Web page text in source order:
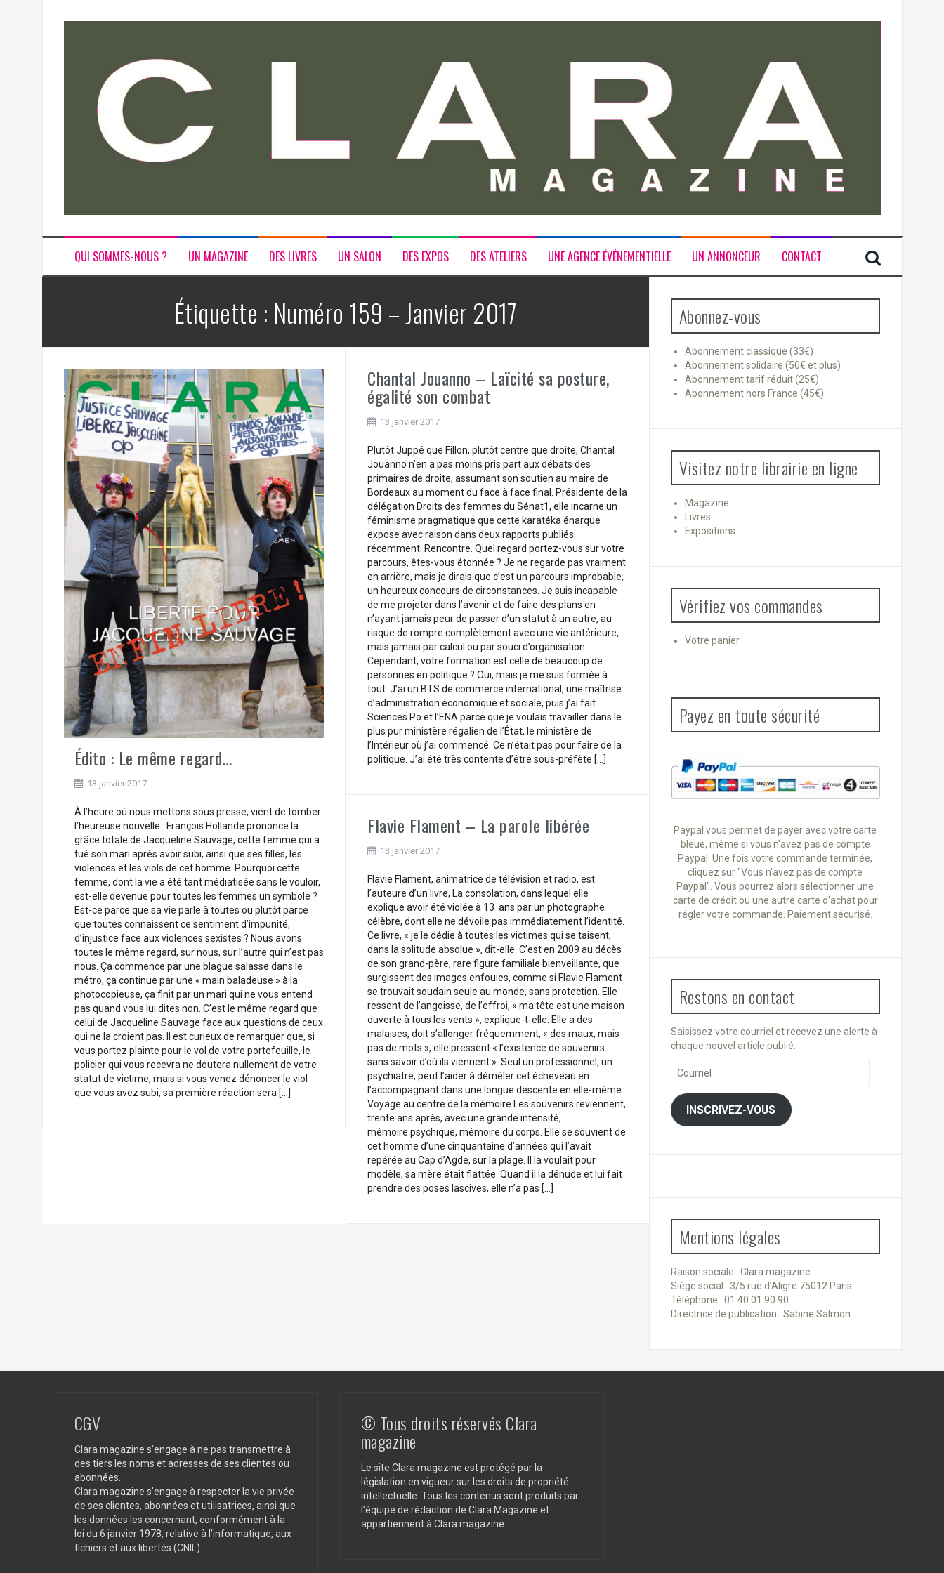
QUI SOMMES-NOUS ? UN MAGAZINE DES LIVRES UN SALON DES EXPOS DES ATELIERS UNE AGENCE ÉVÉNEMENTIELLE UN ANNONCEUR CONTACT
Étiquette : Numéro 159 – Janvier 2017
Édito : Le même regard…
13 janvier 2017
À l’heure où nous mettons sous presse, vient de tomber
l’heureuse nouvelle : François Hollande prononce la
grâce totale de Jacqueline Sauvage, cette femme qui a
tué son mari après avoir subi, ainsi que ses filles, les
violences et les viols de cet homme. Pourquoi cette
femme, dont la vie a été tant médiatisée sans le vouloir,
est-elle devenue pour toutes les femmes un symbole ?
Est-ce parce que sa vie parle à toutes ou plutôt parce
que toutes connaissent ce sentiment d’impunité,
d’injustice face aux violences sexistes ? Nous avons
toutes le même regard, sur nous, sur l’autre qui n’est pas
nous. Ça commence par une blague salasse dans le
métro, ça continue par une « main baladeuse » à la
photocopieuse, ça finit par un mari qui ne vous entend
pas quand vous lui dites non. C’est le même regard que
celui de Jacqueline Sauvage face aux questions de ceux
qui ne la croient pas. Il est curieux de remarquer que, si
vous portez plainte pour le vol de votre portefeuille, le
policier qui vous recevra ne doutera nullement de votre
statut de victime, mais si vous venez dénoncer le viol
que vous avez subi, sa première réaction sera […]
Chantal Jouanno – Laïcité sa posture,
égalité son combat
13 janvier 2017
Plutôt Juppé que Fillon, plutôt centre que droite, Chantal
Jouanno n’en a pas moins pris part aux débats des
primaires de droite, assumant son soutien au maire de
Bordeaux au moment du face à face final. Présidente de la
délégation Droits des femmes du Sénat1, elle incarne un
féminisme pragmatique que cette karatéka énarque
expose avec raison dans deux rapports publiés
récemment. Rencontre. Quel regard portez-vous sur votre
parcours, êtes-vous étonnée ? Je ne regarde pas vraiment
en arrière, mais je dirais que c’est un parcours improbable,
un heureux concours de circonstances. Je suis incapable
de me projeter dans l’avenir et de faire des plans en
n’ayant jamais peur de passer d’un statut à un autre, au
risque de rompre complètement avec une vie antérieure,
mais jamais par calcul ou par souci d’organisation.
Cependant, votre formation est celle de beaucoup de
personnes en politique ? Oui, mais je me suis formée à
tout. J’ai un BTS de commerce international, une maîtrise
d’administration économique et sociale, puis j’ai fait
Sciences Po et l’ENA parce que je voulais travailler dans le
plus pur ministère régalien de l’État, le ministère de
l’Intérieur où j’ai commencé. Ce n’était pas pour faire de la
politique. J’ai été très contente d’être sous-préfète […]
Flavie Flament – La parole libérée
13 janvier 2017
Flavie Flament, animatrice de télévision et radio, est
l’auteure d’un livre, La consolation, dans lequel elle
explique avoir été violée à 13 ans par un photographe
célèbre, dont elle ne dévoile pas immédiatement l’identité.
Ce livre, « je le dédie à toutes les victimes qui se taisent,
dans la solitude absolue », dit-elle. C’est en 2009 au décès
de son grand-père, rare figure familiale bienveillante, que
surgissent des images enfouies, comme si Flavie Flament
se trouvait soudain seule au monde, sans protection. Elle
ressent de l’angoisse, de l’effroi, « ma tête est une maison
ouverte à tous les vents », explique-t-elle. Elle a des
malaises, doit s’allonger fréquemment, « des maux, mais
pas de mots », elle pressent « l’existence de souvenirs
sans savoir d’où ils viennent ». Seul un professionnel, un
psychiatre, peut l’aider à démêler cet écheveau en
l’accompagnant dans une longue descente en elle-même.
Voyage au centre de la mémoire Les souvenirs reviennent,
trente ans après, avec une grande intensité,
mémoire psychique, mémoire du corps. Elle se souvient de
cet homme d’une cinquantaine d’années qui l’avait
repérée au Cap d’Agde, sur la plage. Il la voulait pour
modèle, sa mère était flattée. Quand il la dénude et lui fait
prendre des poses lascives, elle n’a pas […]
Abonnez-vous
Abonnement classique (33€)
Abonnement solidaire (50€ et plus)
Abonnement tarif réduit (25€)
Abonnement hors France (45€)
Visitez notre librairie en ligne
Magazine
Livres
Expositions
Vérifiez vos commandes
Votre panier
Payez en toute sécurité
Paypal vous permet de payer avec votre carte
bleue, même si vous n'avez pas de compte
Paypal. Une fois votre commande terminée,
cliquez sur "Vous n'avez pas de compte
Paypal". Vous pourrez alors sélectionner une
carte de crédit ou une autre carte d'achat pour
régler votre commande. Paiement sécurisé.
Restons en contact
Saisissez votre courriel et recevez une alerte à
chaque nouvel article publié.
Courriel
INSCRIVEZ-VOUS
Mentions légales
Raison sociale : Clara magazine
Siège social : 3/5 rue d’Aligre 75012 Paris
Téléphone : 01 40 01 90 90
Directrice de publication : Sabine Salmon
CGV
Clara magazine s’engage à ne pas transmettre à
des tiers les noms et adresses de ses clientes ou
abonnées.
Clara magazine s’engage à respecter la vie privée
de ses clientes, abonnées et utilisatrices, ainsi que
les données les concernant, conformément à la
loi du 6 janvier 1978, relative à l’informatique, aux
fichiers et aux libertés (CNIL).
© Tous droits réservés Clara
magazine
Le site Clara magazine est protégé par la
législation en vigueur sur les droits de propriété
intellectuelle. Tous les contenus sont produits par
l’équipe de rédaction de Clara Magazine et
appartiennent à Clara magazine.